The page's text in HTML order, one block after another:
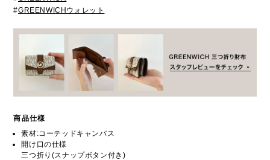
#GREENWICHウォレット
商品仕様
素材:コーテッドキャンバス
開け口の仕様
三つ折り(スナップボタン付き)